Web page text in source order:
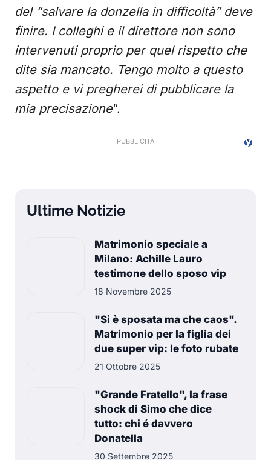
del “salvare la donzella in difficoltà” deve
finire. I colleghi e il direttore non sono
intervenuti proprio per quel rispetto che
dite sia mancato. Tengo molto a questo
aspetto e vi pregherei di pubblicare la
mia precisazione“.
Ultime Notizie
Matrimonio speciale a
Milano: Achille Lauro
testimone dello sposo vip
18 Novembre 2025
"Si è sposata ma che caos".
Matrimonio per la figlia dei
due super vip: le foto rubate
21 Ottobre 2025
"Grande Fratello", la frase
shock di Simo che dice
tutto: chi é davvero
Donatella
30 Settembre 2025